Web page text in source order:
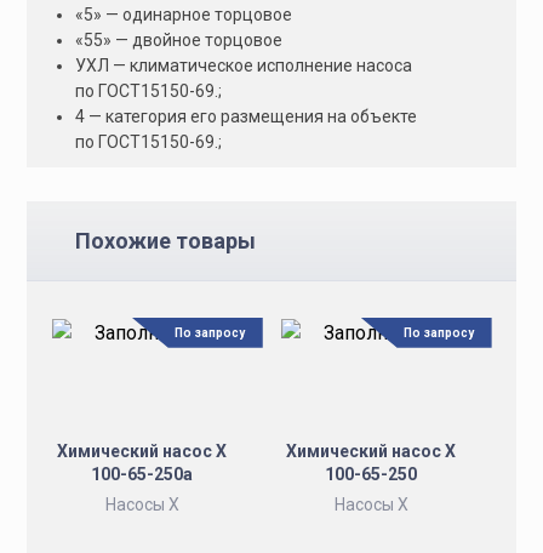
«5» — одинарное торцовое
«55» — двойное торцовое
УХЛ — климатическое исполнение насоса
по ГОСТ15150-69.;
4 — категория его размещения на объекте
по ГОСТ15150-69.;
Похожие товары
Химический насос Х
100-65-250а
Насосы Х
По запросу
Химический насос Х
100-65-250
Насосы Х
По запросу